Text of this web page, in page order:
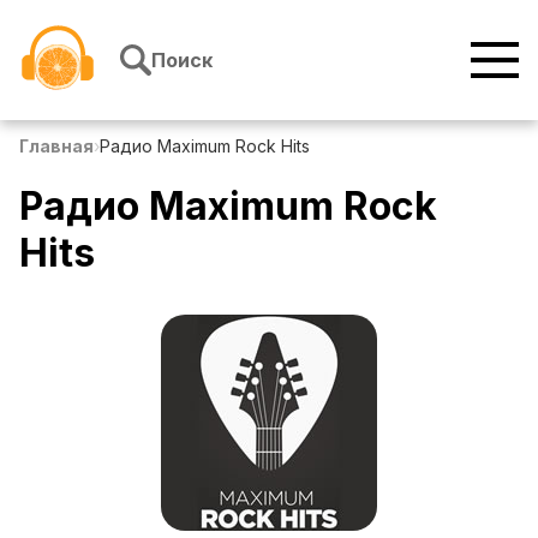
Поиск
Главная›Радио Maximum Rock Hits
Радио Maximum Rock
Hits